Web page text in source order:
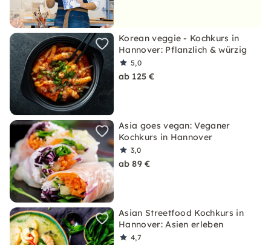
Korean veggie - Kochkurs in
Hannover: Pflanzlich & würzig
5,0
ab 125 €
Asia goes vegan: Veganer
Kochkurs in Hannover
3,0
ab 89 €
Asian Streetfood Kochkurs in
Hannover: Asien erleben
4,7